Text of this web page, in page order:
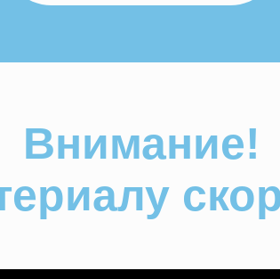
Внимание!